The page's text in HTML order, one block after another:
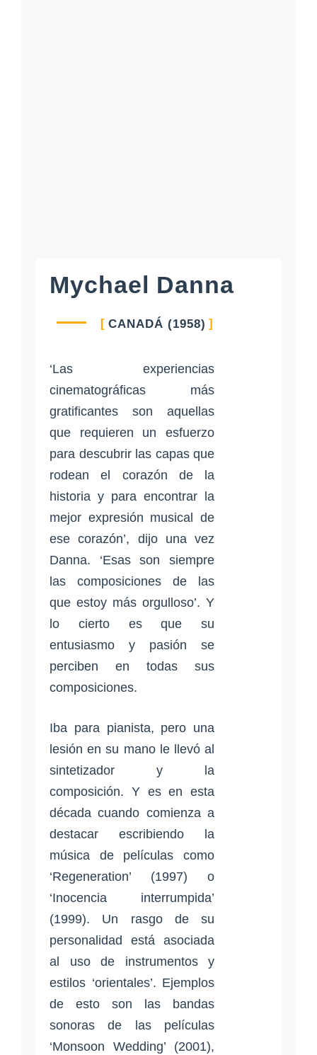
Mychael Danna
CANADÁ (1958)
‘Las experiencias
cinematográficas más
gratificantes son aquellas
que requieren un esfuerzo
para descubrir las capas que
rodean el corazón de la
historia y para encontrar la
mejor expresión musical de
ese corazón’, dijo una vez
Danna. ‘Esas son siempre
las composiciones de las
que estoy más orgulloso’. Y
lo cierto es que su
entusiasmo y pasión se
perciben en todas sus
composiciones.
Iba para pianista, pero una
lesión en su mano le llevó al
sintetizador y la
composición. Y es en esta
década cuando comienza a
destacar escribiendo la
música de películas como
‘Regeneration’ (1997) o
‘Inocencia interrumpida’
(1999). Un rasgo de su
personalidad está asociada
al uso de instrumentos y
estilos ‘orientales’. Ejemplos
de esto son las bandas
sonoras de las películas
‘Monsoon Wedding’ (2001),